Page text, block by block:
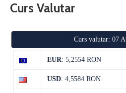
Curs Valutar
Curs valutar: 07
EUR: 5,2554 RON
USD: 4,5584 RON